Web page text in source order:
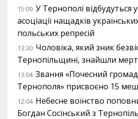
15:09 У Тернополі відбудуться
асоціації нащадків
польських репресій
13:30 Чоловіка, який зник
Тернопільщині, знайшли
13:04 Звання «Почесний
Тернополя» присвоєно 15
12:04 Небесне воїнство
Богдан Сосінський з